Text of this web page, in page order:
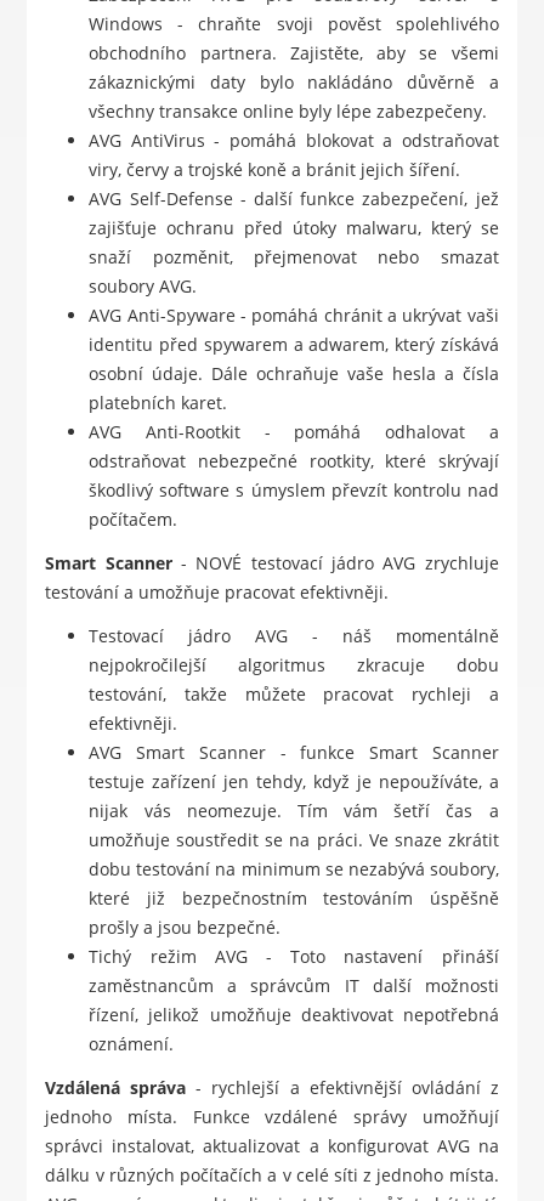
Windows - chraňte svoji pověst spolehlivého
obchodního partnera. Zajistěte, aby se všemi
zákaznickými daty bylo nakládáno důvěrně a
všechny transakce online byly lépe zabezpečeny.
AVG AntiVirus - pomáhá blokovat a odstraňovat
viry, červy a trojské koně a bránit jejich šíření.
AVG Self-Defense - další funkce zabezpečení, jež
zajišťuje ochranu před útoky malwaru, který se
snaží pozměnit, přejmenovat nebo smazat
soubory AVG.
AVG Anti-Spyware - pomáhá chránit a ukrývat vaši
identitu před spywarem a adwarem, který získává
osobní údaje. Dále ochraňuje vaše hesla a čísla
platebních karet.
AVG Anti-Rootkit - pomáhá odhalovat a
odstraňovat nebezpečné rootkity, které skrývají
škodlivý software s úmyslem převzít kontrolu nad
počítačem.
Smart Scanner- NOVÉ testovací jádro AVG zrychluje
testování a umožňuje pracovat efektivněji.
Testovací jádro AVG - náš momentálně
nejpokročilejší algoritmus zkracuje dobu
testování, takže můžete pracovat rychleji a
efektivněji.
AVG Smart Scanner - funkce Smart Scanner
testuje zařízení jen tehdy, když je nepoužíváte, a
nijak vás neomezuje. Tím vám šetří čas a
umožňuje soustředit se na práci. Ve snaze zkrátit
dobu testování na minimum se nezabývá soubory,
které již bezpečnostním testováním úspěšně
prošly a jsou bezpečné.
Tichý režim AVG - Toto nastavení přináší
zaměstnancům a správcům IT další možnosti
řízení, jelikož umožňuje deaktivovat nepotřebná
oznámení.
Vzdálená správa - rychlejší a efektivnější ovládání z
jednoho místa. Funkce vzdálené správy umožňují
správci instalovat, aktualizovat a konfigurovat AVG na
dálku v různých počítačích a v celé síti z jednoho místa.